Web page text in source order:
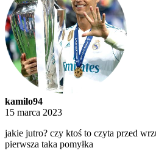
kamilo94
15 marca 2023
jakie jutro? czy ktoś to czyta przed
pierwsza taka pomyłka